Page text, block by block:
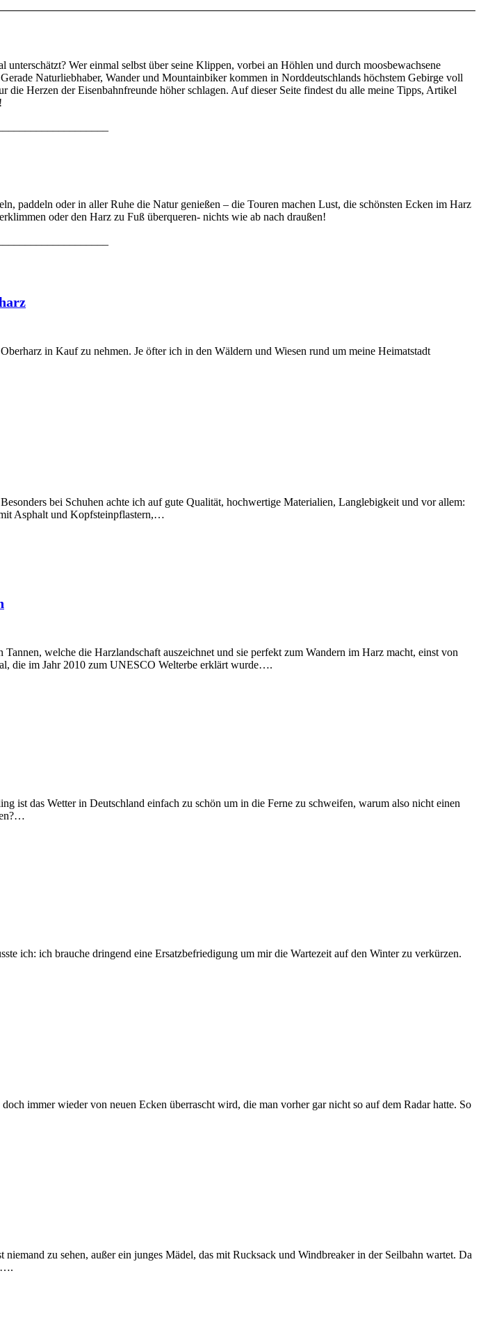
Wer einmal selbst über seine Klippen, vorbei an Höhlen und durch moosbewachsene
Naturliebhaber, Wander und Mountainbiker kommen in Norddeutschlands höchstem Gebirge voll
Herzen der Eisenbahnfreunde höher schlagen. Auf dieser Seite findest du alle meine Tipps, Artikel
paddeln oder in aller Ruhe die Natur genießen – die Touren machen Lust, die schönsten Ecken im Harz
oder den Harz zu Fuß überqueren- nichts wie ab nach draußen!
in Kauf zu nehmen. Je öfter ich in den Wäldern und Wiesen rund um meine Heimatstadt
bei Schuhen achte ich auf gute Qualität, hochwertige Materialien, Langlebigkeit und vor allem:
Asphalt und Kopfsteinpflastern,…
welche die Harzlandschaft auszeichnet und sie perfekt zum Wandern im Harz macht, einst von
die im Jahr 2010 zum UNESCO Welterbe erklärt wurde….
ist das Wetter in Deutschland einfach zu schön um in die Ferne zu schweifen, warum also nicht einen
ich: ich brauche dringend eine Ersatzbefriedigung um mir die Wartezeit auf den Winter zu verkürzen.
immer wieder von neuen Ecken überrascht wird, die man vorher gar nicht so auf dem Radar hatte. So
zu sehen, außer ein junges Mädel, das mit Rucksack und Windbreaker in der Seilbahn wartet. Da